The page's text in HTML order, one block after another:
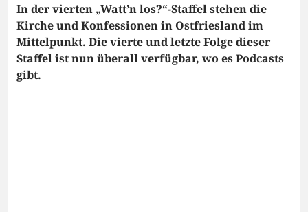
In der vierten „Watt’n los?“-Staffel stehen die
Kirche und Konfessionen in Ostfriesland im
Mittelpunkt. Die vierte und letzte Folge dieser
Staffel ist nun überall verfügbar, wo es Podcasts
gibt.